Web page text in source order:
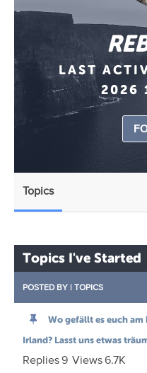
LAST
2026
Topics
Topics I've Started
POSTED BY | TOPICS
Wo gefällt es euch am
Irland? Lasst uns etwas
Replies9 Views6.7K